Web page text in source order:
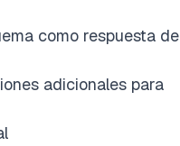
como respuesta de
adicionales para